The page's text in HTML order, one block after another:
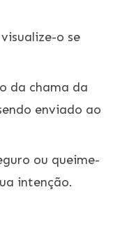
o se
da chama da
enviado ao
ou queime-
intenção.